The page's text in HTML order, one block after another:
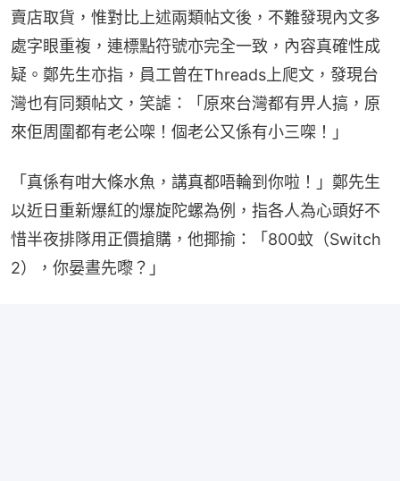
賣店取貨，惟對比上述兩類帖文後，不難發現內文多
處字眼重複，連標點符號亦完全一致，內容真確性成
疑。鄭先生亦指，員工曾在Threads上爬文，發現台
灣也有同類帖文，笑謔：「原來台灣都有畀人搞，原
來佢周圍都有老公㗎！個老公又係有小三㗎！」
「真係有咁大條水魚，講真都唔輪到你啦！」鄭先生
以近日重新爆紅的爆旋陀螺為例，指各人為心頭好不
惜半夜排隊用正價搶購，他揶揄：「800蚊（Switch
2），你晏晝先嚟？」